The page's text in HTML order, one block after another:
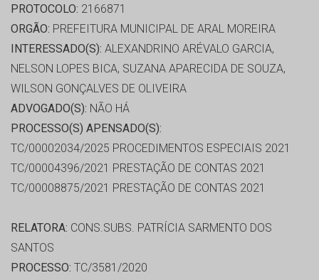
PROTOCOLO: 2166871
ORGÃO: PREFEITURA MUNICIPAL DE ARAL MOREIRA
INTERESSADO(S): ALEXANDRINO ARÉVALO GARCIA,
NELSON LOPES BICA, SUZANA APARECIDA DE SOUZA,
WILSON GONÇALVES DE OLIVEIRA
ADVOGADO(S): NÃO HÁ
PROCESSO(S) APENSADO(S):
TC/00002034/2025 PROCEDIMENTOS ESPECIAIS 2021
TC/00004396/2021 PRESTAÇÃO DE CONTAS 2021
TC/00008875/2021 PRESTAÇÃO DE CONTAS 2021
RELATORA: CONS.SUBS. PATRÍCIA SARMENTO DOS
SANTOS
PROCESSO: TC/3581/2020